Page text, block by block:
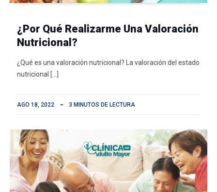
¿Por Qué Realizarme Una Valoración
Nutricional?
¿Qué es una valoración nutricional? La valoración del estado
nutricional […]
AGO 18, 2022 3 MINUTOS DE LECTURA